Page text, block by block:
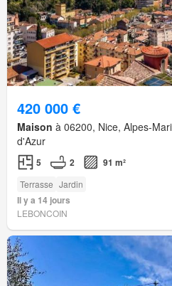
420 000 €
Maison à 06200, Nice, Alpes-
d'Azur
5 2 91 m²
Terrasse Jardin
Il y a 14 jours
LEBONCOIN